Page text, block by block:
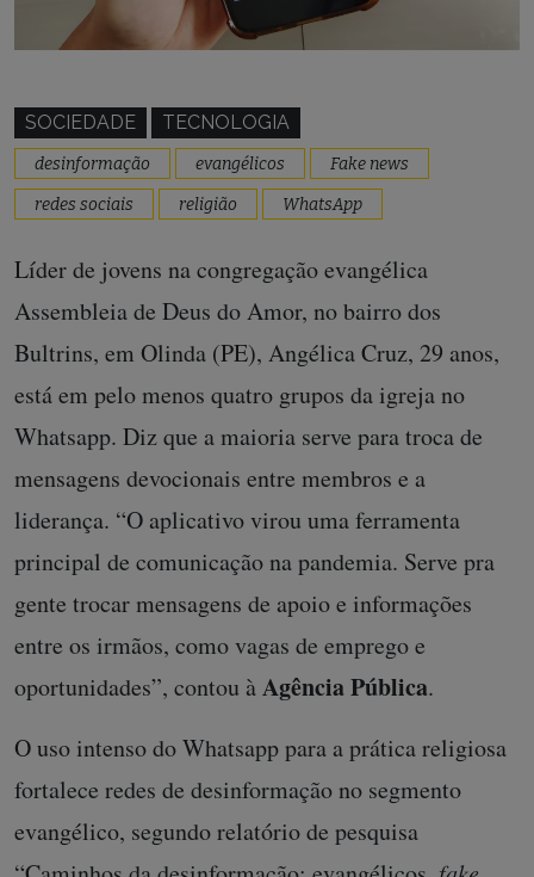
SOCIEDADE TECNOLOGIA
desinformação evangélicos
Fake news
redes sociais
religião WhatsApp
Líder de jovens na congregação evangélica
Assembleia de Deus do Amor, no bairro dos
Bultrins, em Olinda (PE), Angélica Cruz, 29 anos,
está em pelo menos quatro grupos da igreja no
Whatsapp. Diz que a maioria serve para troca de
mensagens devocionais entre membros e a
liderança. “O aplicativo virou uma ferramenta
principal de comunicação na pandemia. Serve pra
gente trocar mensagens de apoio e informações
entre os irmãos, como vagas de emprego e
oportunidades”, contou àAgênciaPública.
O uso intenso do Whatsapp para a prática religiosa
fortalece redes de desinformação no segmento
evangélico, segundo relatório de pesquisa